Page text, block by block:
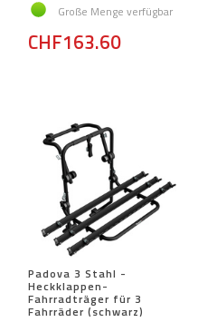
Große Menge verfügbar
CHF163.60
Padova 3 Stahl -
Heckklappen-
Fahrradträger für 3
Fahrräder (schwarz)